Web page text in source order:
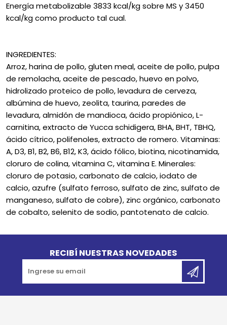
Energía metabolizable 3833 kcal/kg sobre MS y 3450
kcal/kg como producto tal cual.
INGREDIENTES:
Arroz, harina de pollo, gluten meal, aceite de pollo, pulpa
de remolacha, aceite de pescado, huevo en polvo,
hidrolizado proteico de pollo, levadura de cerveza,
albúmina de huevo, zeolita, taurina, paredes de
levadura, almidón de mandioca, ácido propiónico, L-
carnitina, extracto de Yucca schidigera, BHA, BHT, TBHQ,
ácido cítrico, polifenoles, extracto de romero. Vitaminas:
A, D3, B1, B2, B6, B12, K3, ácido fólico, biotina, nicotinamida,
cloruro de colina, vitamina C, vitamina E. Minerales:
cloruro de potasio, carbonato de calcio, iodato de
calcio, azufre (sulfato ferroso, sulfato de zinc, sulfato de
manganeso, sulfato de cobre), zinc orgánico, carbonato
de cobalto, selenito de sodio, pantotenato de calcio.
RECIBÍ NUESTRAS NOVEDADES